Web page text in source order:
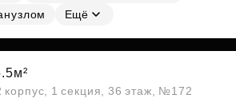
Ещё
1 секция, 36 этаж, №172